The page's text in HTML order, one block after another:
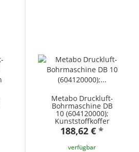
Metabo Druckluft-
Bohrmaschine DB
10 (604120000);
Kunststoffkoffer
188,62 € *
verfügbar